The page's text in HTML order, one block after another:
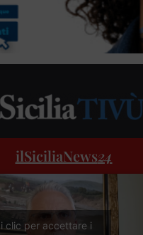
ilSiciliaNews24
clic per accettare i